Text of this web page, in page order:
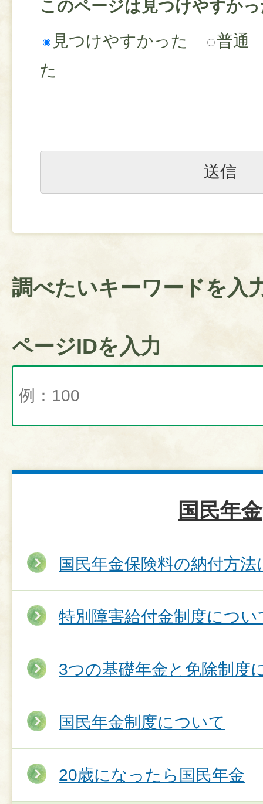
このページは見つけやすか
見つけやすかった
普通
た
調べたいキーワードを入
ページIDを入力
国民年金
国民年金保険料の納付方
特別障害給付金制度につい
3つの基礎年金と免除制度
国民年金制度について
20歳になったら国民年金